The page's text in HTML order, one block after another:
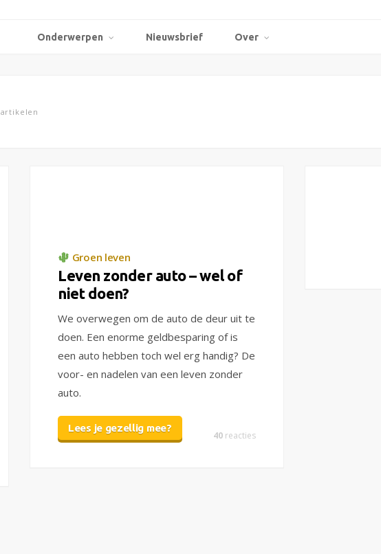
Onderwerpen Nieuwsbrief Over
artikelen
Groen leven
Leven zonder auto – wel of
niet doen?
We overwegen om de auto de deur uit te
doen. Een enorme geldbesparing of is
een auto hebben toch wel erg handig? De
voor- en nadelen van een leven zonder
auto.
Lees je gezellig mee?
40 reacties